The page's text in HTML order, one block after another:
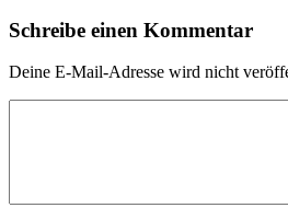
Schreibe einen Kommentar
Deine E-Mail-Adresse wird nicht